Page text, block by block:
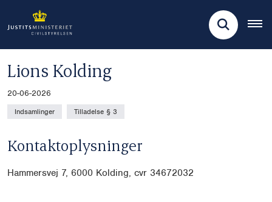
Lions Kolding
20-06-2026
Indsamlinger Tilladelse § 3
Kontaktoplysninger
Hammersvej 7, 6000 Kolding, cvr 34672032